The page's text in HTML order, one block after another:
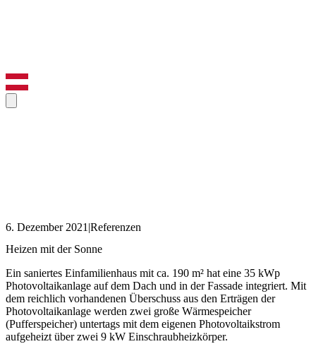
6. Dezember 2021 |Referenzen
Heizen mit der Sonne
Ein saniertes Einfamilienhaus mit ca. 190 m² hat eine 35 kWp
Photovoltaikanlage auf dem Dach und in der Fassade integriert. Mit
dem reichlich vorhandenen Überschuss aus den Erträgen der
Photovoltaikanlage werden zwei große Wärmespeicher
(Pufferspeicher) untertags mit dem eigenen Photovoltaikstrom
aufgeheizt über zwei 9 kW Einschraubheizkörper.